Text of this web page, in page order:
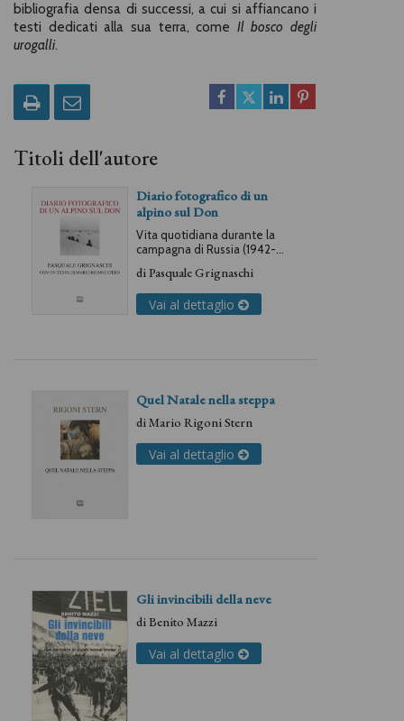
bibliografia densa di successi, a cui si affiancano i
testi dedicati alla sua terra, come Il bosco degli
urogalli.
Titoli dell'autore
Diario fotografico di un
alpino sul Don
Vita quotidiana durante la
campagna di Russia (1942-
diPasquale Grignaschi
Vai al dettaglio
Quel Natale nella steppa
diMario Rigoni Stern
Vai al dettaglio
Gli invincibili della neve
diBenito Mazzi
Vai al dettaglio